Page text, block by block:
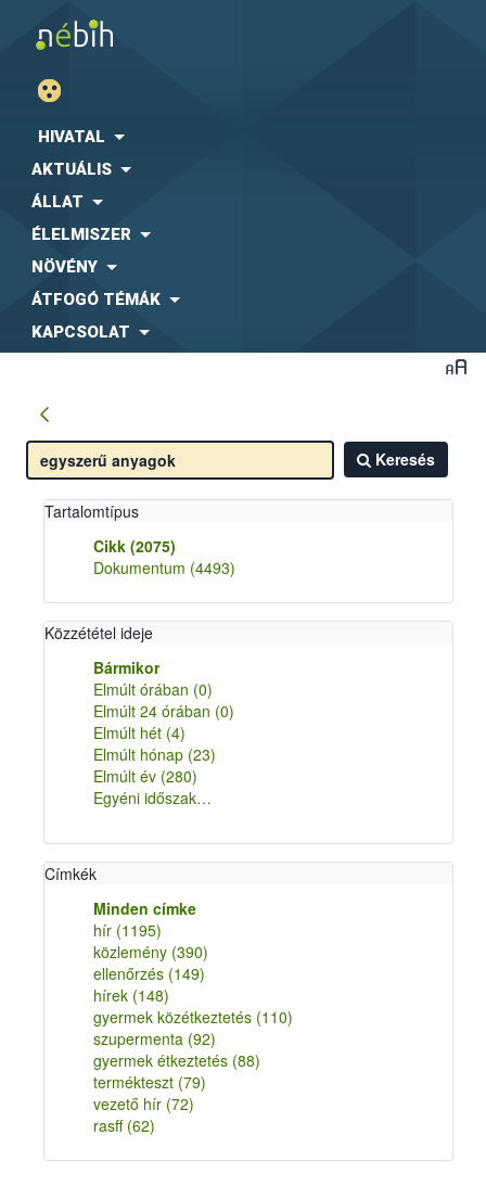
HIVATAL
AKTUÁLIS
ÁLLAT
ÉLELMISZER
NÖVÉNY
ÁTFOGÓ TÉMÁK
KAPCSOLAT
Keresés
Tartalomtípus
Cikk (2075)
Dokumentum (4493)
Közzététel ideje
Bármikor
Elmúlt órában (0)
Elmúlt 24 órában (0)
Elmúlt hét (4)
Elmúlt hónap (23)
Elmúlt év (280)
Egyéni időszak…
Címkék
Minden címke
hír (1195)
közlemény (390)
ellenőrzés (149)
hírek (148)
gyermek közétkeztetés (110)
szupermenta (92)
gyermek étkeztetés (88)
termékteszt (79)
vezető hír (72)
rasff (62)